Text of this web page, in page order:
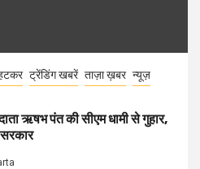
ट्रेंडिंग खबरें ताज़ा ख़बर न्यूज़
ऋषभ पंत की सीएम धामी से गुहार,